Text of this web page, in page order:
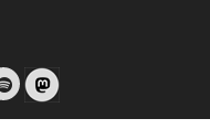
Spotify